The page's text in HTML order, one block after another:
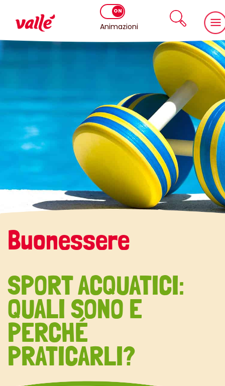
Animazioni
Buonessere
SPORT ACQUATICI:
QUALI SONO E
PERCHÉ
PRATICARLI?